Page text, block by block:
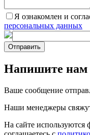
Я ознакомлен и
персональных данных
Отправить
Напишите нам
Ваше сообщение
Наши менеджеры
На сайте используются